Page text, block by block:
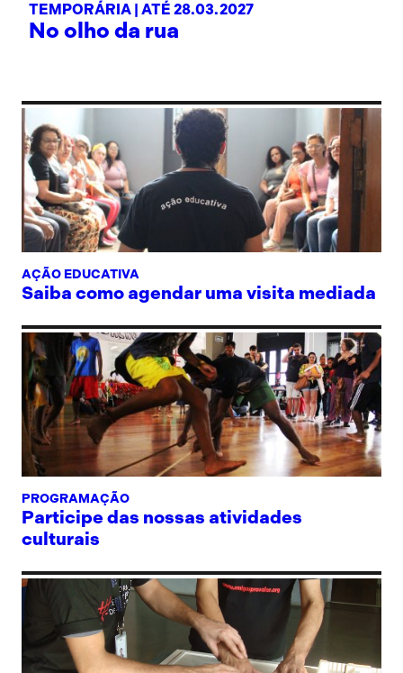
TEMPORÁRIA | ATÉ 28.03.2027
No olho da rua
AÇÃO EDUCATIVA
Saiba como agendar uma visita mediada
PROGRAMAÇÃO
Participe das nossas atividades
culturais